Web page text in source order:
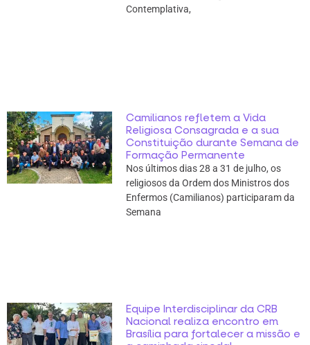
Contemplativa,
Camilianos refletem a Vida
Religiosa Consagrada e a sua
Constituição durante Semana de
Formação Permanente
Nos últimos dias 28 a 31 de julho, os
religiosos da Ordem dos Ministros dos
Enfermos (Camilianos) participaram da
Semana
Equipe Interdisciplinar da CRB
Nacional realiza encontro em
Brasília para fortalecer a missão e